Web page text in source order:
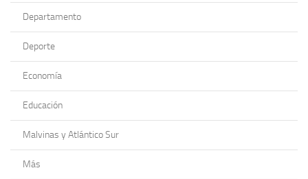
Departamento
Deporte
Economía
Educación
Malvinas y Atlántico Sur
Más